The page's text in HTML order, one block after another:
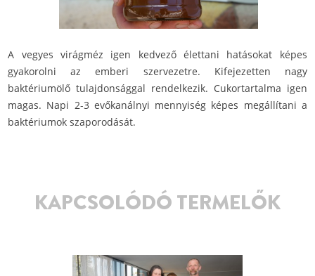
A vegyes virágméz igen kedvező élettani hatásokat képes
gyakorolni az emberi szervezetre. Kifejezetten nagy
baktériumölő tulajdonsággal rendelkezik. Cukortartalma igen
magas. Napi 2-3 evőkanálnyi mennyiség képes megállítani a
baktériumok szaporodását.
KAPCSOLÓDÓ TERMELŐK